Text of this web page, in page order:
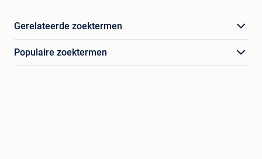
Gerelateerde zoektermen
Populaire zoektermen